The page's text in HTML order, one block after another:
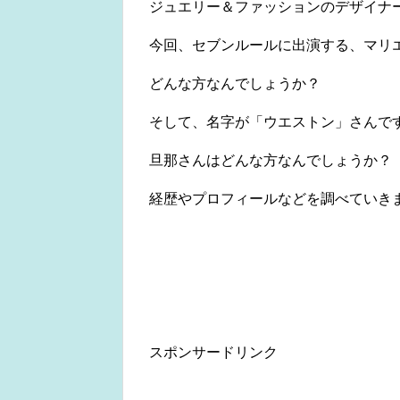
ジュエリー＆ファッションのデザイナ
今回、セブンルールに出演する、マリ
どんな方なんでしょうか？
そして、名字が「ウエストン」さんで
旦那さんはどんな方なんでしょうか？
経歴やプロフィールなどを調べていき
スポンサードリンク